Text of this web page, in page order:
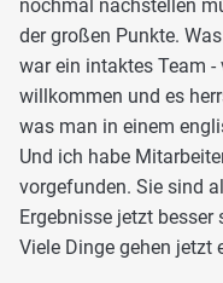
nochmal nachstellen
der großen Punkte.
war ein intaktes Team
willkommen und es
was man in einem
Und ich habe
vorgefunden. Sie sind
Ergebnisse jetzt
Viele Dinge gehen jetzt